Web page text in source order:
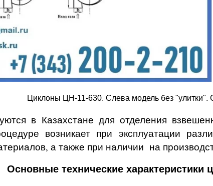
Циклоны ЦН-11-630. Слева модель без "улитки".
в Казахстане для отделения
возникает при эксплуатации
а также при наличии на
Основные технические характеристики